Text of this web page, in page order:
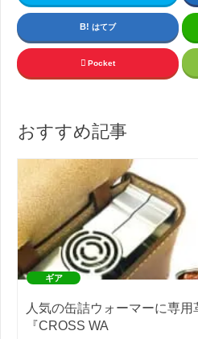
はてブ
Pocket
おすすめ記事
ギア
人気の缶詰ウォーマーに専用
『CROSS WA